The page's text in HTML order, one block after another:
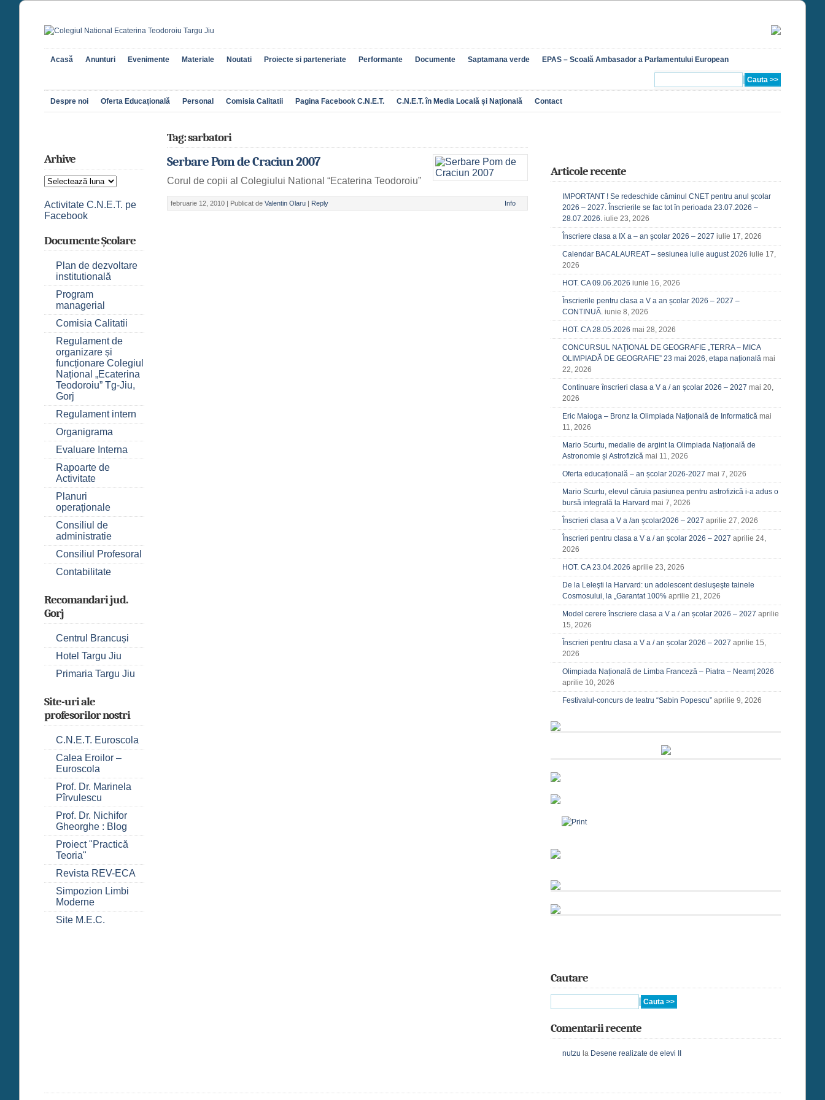
Acasă Anunturi Evenimente Materiale Noutati Proiecte si parteneriate Performante Documente Saptamana verde EPAS – Scoală Ambasador a Parlamentului European
Despre noi Oferta Educațională Personal Comisia Calitatii Pagina Facebook C.N.E.T. C.N.E.T. în Media Locală și Națională Contact
Tag: sarbatori
Serbare Pom de Craciun 2007
Corul de copii al Colegiului National “Ecaterina Teodoroiu”
februarie 12, 2010 | Publicat deValentin Olaru | Reply Info
Arhive
Arhive
Activitate C.N.E.T. pe
Facebook
Documente Școlare
Plan de dezvoltare
institutională
Program
managerial
Comisia Calitatii
Regulament de
organizare și
funcționare Colegiul
Național „Ecaterina
Teodoroiu” Tg-Jiu,
Gorj
Regulament intern
Organigrama
Evaluare Interna
Rapoarte de
Activitate
Planuri
operaționale
Consiliul de
administratie
Consiliul Profesoral
Contabilitate
Recomandari jud.
Gorj
Centrul Brancuși
Hotel Targu Jiu
Primaria Targu Jiu
Site-uri ale
profesorilor nostri
C.N.E.T. Euroscola
Calea Eroilor –
Euroscola
Prof. Dr. Marinela
Pîrvulescu
Prof. Dr. Nichifor
Gheorghe : Blog
Proiect "Practică
Teoria"
Revista REV-ECA
Simpozion Limbi
Moderne
Site M.E.C.
Articole recente
IMPORTANT ! Se redeschide căminul CNET pentru anul școlar
2026 – 2027. Înscrierile se fac tot în perioada 23.07.2026 –
28.07.2026. iulie 23, 2026
Înscriere clasa a IX a – an școlar 2026 – 2027 iulie 17, 2026
Calendar BACALAUREAT – sesiunea iulie august 2026 iulie 17,
2026
HOT. CA 09.06.2026 iunie 16, 2026
Înscrierile pentru clasa a V a an școlar 2026 – 2027 –
CONTINUĂ. iunie 8, 2026
HOT. CA 28.05.2026 mai 28, 2026
CONCURSUL NAŢIONAL DE GEOGRAFIE „TERRA – MICA
OLIMPIADĂ DE GEOGRAFIE” 23 mai 2026, etapa națională mai
22, 2026
Continuare înscrieri clasa a V a / an școlar 2026 – 2027 mai 20,
2026
Eric Maioga – Bronz la Olimpiada Națională de Informatică mai
11, 2026
Mario Scurtu, medalie de argint la Olimpiada Națională de
Astronomie și Astrofizică mai 11, 2026
Oferta educațională – an școlar 2026-2027 mai 7, 2026
Mario Scurtu, elevul căruia pasiunea pentru astrofizică i-a adus o
bursă integrală la Harvard mai 7, 2026
Înscrieri clasa a V a /an școlar2026 – 2027 aprilie 27, 2026
Înscrieri pentru clasa a V a / an școlar 2026 – 2027 aprilie 24,
2026
HOT. CA 23.04.2026 aprilie 23, 2026
De la Leleşti la Harvard: un adolescent desluşeşte tainele
Cosmosului, la „Garantat 100% aprilie 21, 2026
Model cerere înscriere clasa a V a / an școlar 2026 – 2027 aprilie
15, 2026
Înscrieri pentru clasa a V a / an școlar 2026 – 2027 aprilie 15,
2026
Olimpiada Națională de Limba Franceză – Piatra – Neamț 2026
aprilie 10, 2026
Festivalul-concurs de teatru “Sabin Popescu” aprilie 9, 2026
Cautare
Comentarii recente
nutzu la Desene realizate de elevi II